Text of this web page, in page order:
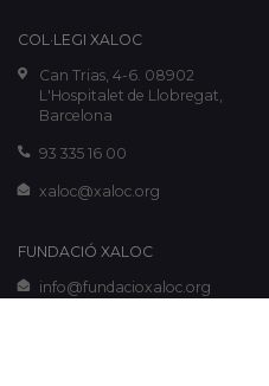
COL·LEGI XALOC
Can Trias, 4-6. 08902
L'Hospitalet de Llobregat,
Barcelona
93 335 16 00
xaloc@xaloc.org
FUNDACIÓ XALOC
info@fundacioxaloc.org